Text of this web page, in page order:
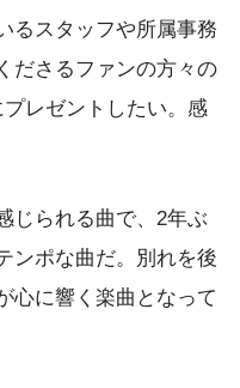
るスタッフや所属事務
ださるファンの方々の
レゼントしたい。感
じられる曲で、2年ぶ
ンポな曲だ。別れを後
心に響く楽曲となって